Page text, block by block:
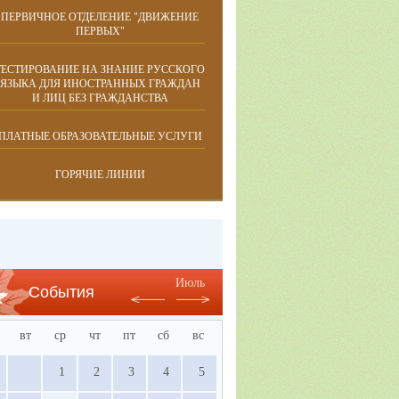
ПЕРВИЧНОЕ ОТДЕЛЕНИЕ "ДВИЖЕНИЕ
ПЕРВЫХ"
НА ЗНАНИЕ РУССКОГО
ЯЗЫКА ДЛЯ ИНОСТРАННЫХ ГРАЖДАН
И ЛИЦ БЕЗ ГРАЖДАНСТВА
ОБРАЗОВАТЕЛЬНЫЕ УСЛУГИ
ГОРЯЧИЕ ЛИНИИ
События
Июль
вт ср чт пт сб вс
1 2 3 4 5